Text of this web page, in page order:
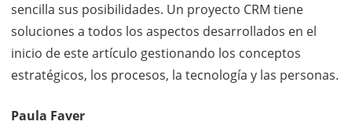
sencilla sus posibilidades. Un proyecto CRM tiene
soluciones a todos los aspectos desarrollados en el
inicio de este artículo gestionando los conceptos
estratégicos, los procesos, la tecnología y las personas.
Paula Faver